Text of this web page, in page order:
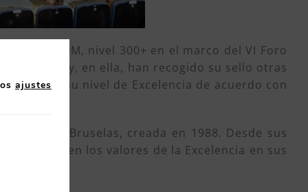
EFQM, nivel 300+ en el marco del VI Foro
Madrid y, en ella, han recogido su sello otras
externa, su nivel de Excelencia de acuerdo con
sede en Bruselas, creada en 1988. Desde sus
apliquen los valores de la Excelencia en sus
ajustes